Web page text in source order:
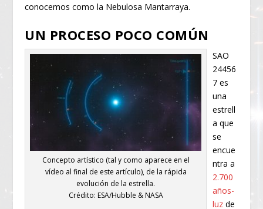
conocemos como la Nebulosa Mantarraya.
UN PROCESO POCO COMÚN
Concepto artístico (tal y como aparece en el
vídeo al final de este artículo), de la rápida
evolución de la estrella.
Crédito: ESA/Hubble & NASA
SAO
24456
7 es
una
estrell
a que
se
encue
ntra a
2.700
años-
luz de